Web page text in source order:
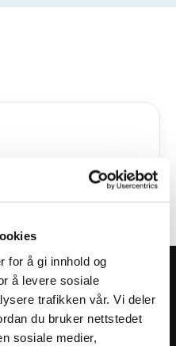
for å gi innhold og
å levere sosiale
trafikken vår. Vi deler
du bruker nettstedet
sosiale medier,